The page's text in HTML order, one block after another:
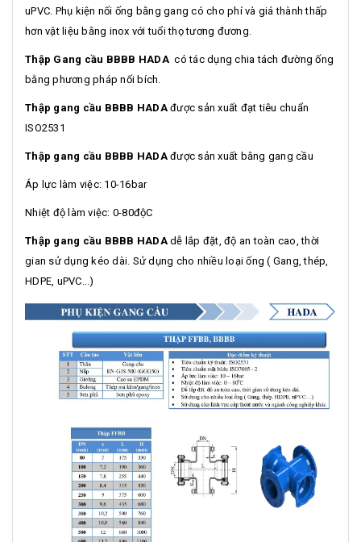
uPVC. Phụ kiện nối ống bằng gang có cho phí và giá thành thấp
hơn vật liệu bằng inox với tuổi thọ tương đương.
Thập Gang cầu BBBB HADA có tác dụng chia tách đường ống
bằng phương pháp nối bích.
Thập gang cầu BBBB HADAđược sản xuất đạt tiêu chuẩn
ISO2531
Thập gang cầu BBBB HADAđược sản xuất bằng gang cầu
Áp lực làm việc: 10-16bar
Nhiệt độ làm việc: 0-80độC
Thập gang cầu BBBB HADAdễ lắp đặt, độ an toàn cao, thời
gian sử dụng kéo dài. Sử dụng cho nhiều loại ống ( Gang, thép,
HDPE, uPVC...)